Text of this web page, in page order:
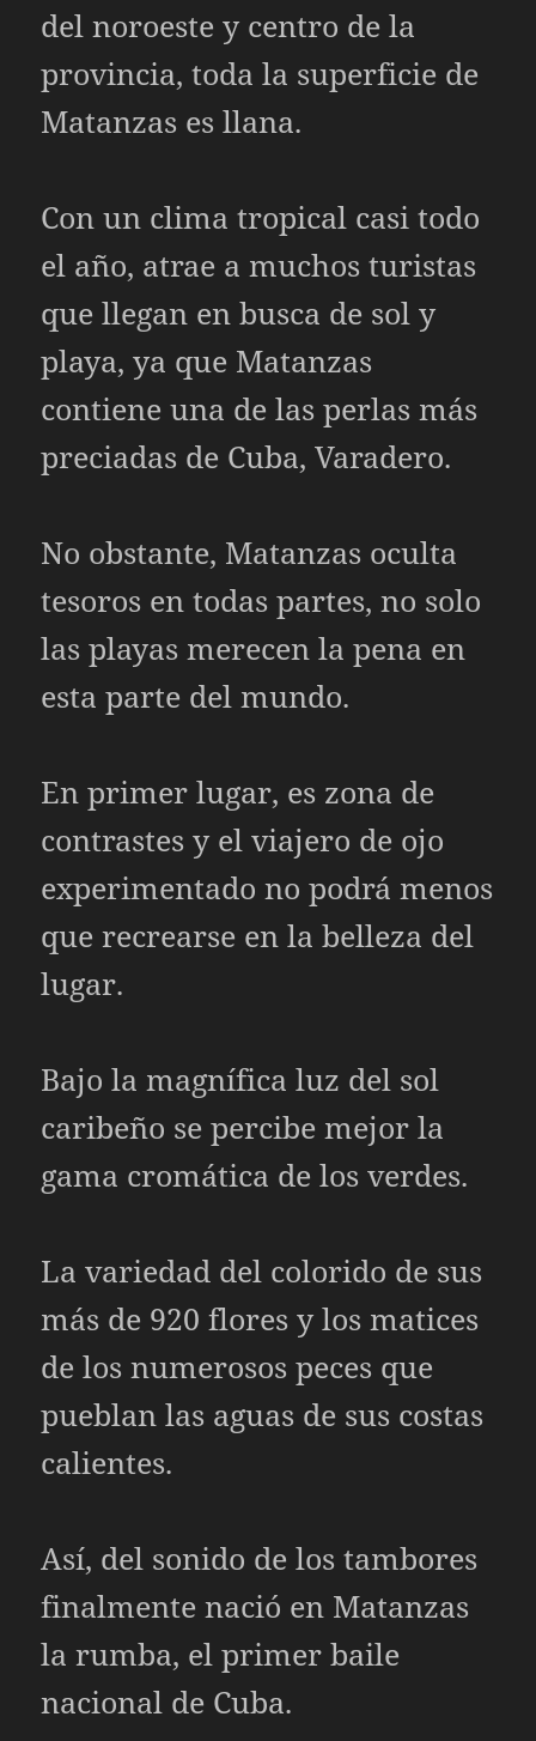
del noroeste y centro de la
provincia, toda la superficie de
Matanzas es llana.
Con un clima tropical casi todo
el año, atrae a muchos turistas
que llegan en busca de sol y
playa, ya que Matanzas
contiene una de las perlas más
preciadas de Cuba, Varadero.
No obstante, Matanzas oculta
tesoros en todas partes, no solo
las playas merecen la pena en
esta parte del mundo.
En primer lugar, es zona de
contrastes y el viajero de ojo
experimentado no podrá menos
que recrearse en la belleza del
lugar.
Bajo la magnífica luz del sol
caribeño se percibe mejor la
gama cromática de los verdes.
La variedad del colorido de sus
más de 920 flores y los matices
de los numerosos peces que
pueblan las aguas de sus costas
calientes.
Así, del sonido de los tambores
finalmente nació en Matanzas
la rumba, el primer baile
nacional de Cuba.